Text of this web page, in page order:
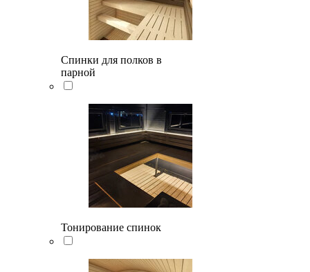
Спинки для полков в
парной
Тонирование спинок